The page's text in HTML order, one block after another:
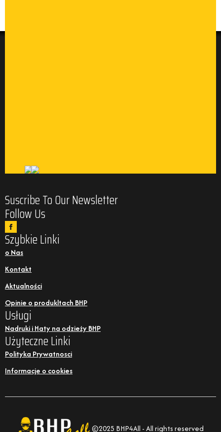
Suscribe To Our Newsletter
Follow Us
Szybkie Linki
o Nas
Kontakt
Aktualności
Opinie o produkltach BHP
Usługi
Nadruki i Haty na odzieży BHP
Użyteczne Linki
Polityka Prywatnosci
Informacje o cookies
©2025 BHP4All - All rights reserved